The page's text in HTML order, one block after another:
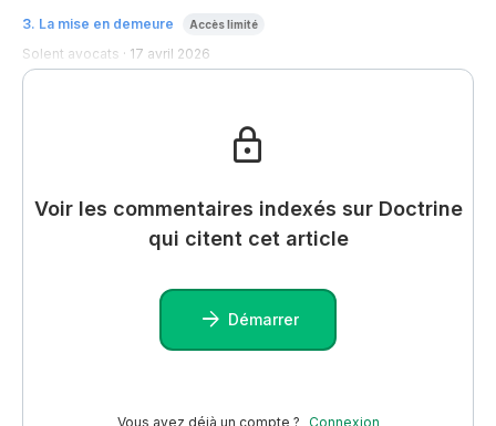
3. La mise en demeure Accès limité
Solent avocats · 17 avril 2026
Voir les commentaires indexés sur Doctrine
qui citent cet article
Démarrer
Vous avez déjà un compte ? Connexion